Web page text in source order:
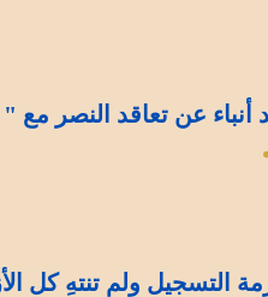
أنباء عن تعاقد النصر
التسجيل ولم تنتهِ كل